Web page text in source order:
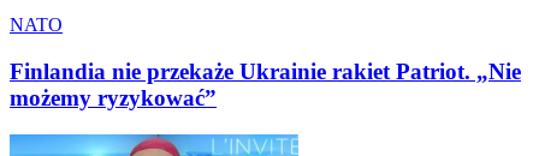
NATO
Finlandia nie przekaże Ukrainie rakiet Patriot. „Nie
możemy ryzykować”